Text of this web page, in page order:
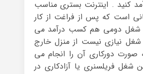
کنید . اینترنت بستری مناسب
است که پس از فراغت از کار
شغل دومی هم کسب درآمد می
شغل نیازی نیست از منزل خارج
صورت دورکاری آن را انجام می
شغل فریلسنری یا آزادکاری در